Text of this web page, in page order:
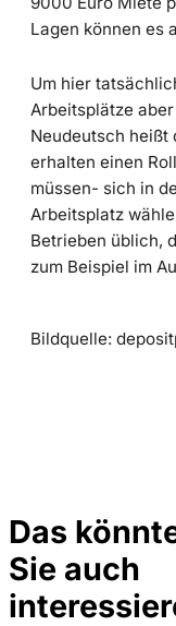
Lagen können es
Um hier
Arbeitsplätze
Neudeutsch heißt
erhalten einen
müssen- sich in
Arbeitsplatz
Betrieben üblich,
zum Beispiel im
Bildquelle:
Das
Sie auch